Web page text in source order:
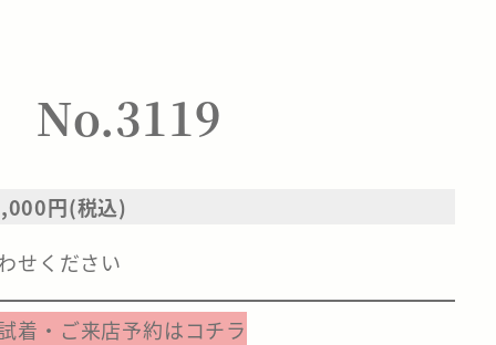
No.3119
円(税込)
せください
着・ご来店予約はコチラ